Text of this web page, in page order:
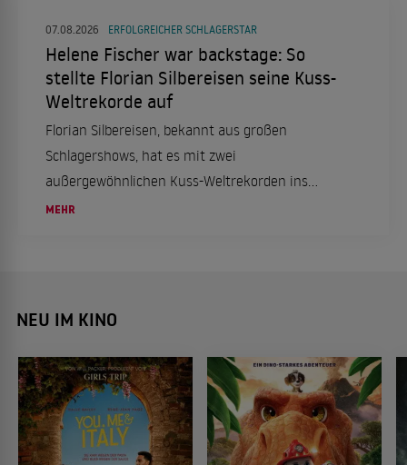
07.08.2026 ERFOLGREICHER SCHLAGERSTAR
Helene Fischer war backstage: So
stellte Florian Silbereisen seine Kuss-
Weltrekorde auf
Florian Silbereisen, bekannt aus großen
Schlagershows, hat es mit zwei
außergewöhnlichen Kuss-Weltrekorden ins
"Guinness-Buch der Rekorde" geschafft. Wir
MEHR
NEU IM KINO